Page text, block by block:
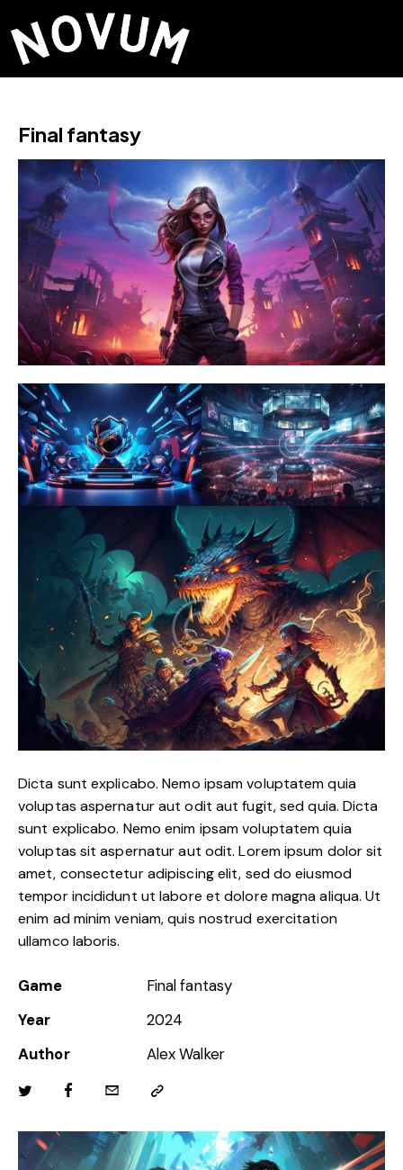
Final fantasy
Dicta sunt explicabo. Nemo ipsam voluptatem quia
voluptas aspernatur aut odit aut fugit, sed quia. Dicta
sunt explicabo. Nemo enim ipsam voluptatem quia
voluptas sit aspernatur aut odit. Lorem ipsum dolor sit
amet, consectetur adipiscing elit, sed do eiusmod
tempor incididunt ut labore et dolore magna aliqua. Ut
enim ad minim veniam, quis nostrud exercitation
ullamco laboris.
Game
Final fantasy
Year
2024
Author
Alex Walker